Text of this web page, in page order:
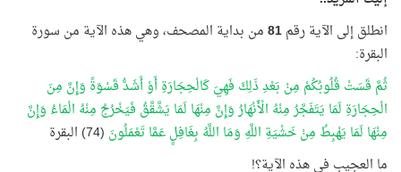
انطلق إلى الآية رقم81من بداية المصحف، وهي هذه الآية من سورة
البقرة:
ثُمَّ قَسَتْ قُلُوبُكُمْ مِنْ بَعْدِ ذَلِكَ فَهِيَ كَالْحِجَارَةِ أَوْ أَشَدُّ قَسْوَةً وَإِنَّ مِنَ
الْحِجَارَةِ لَمَا يَتَفَجَّرُ مِنْهُ الْأَنْهَارُ وَإِنَّ مِنْهَا لَمَا يَشَّقَّقُ فَيَخْرُجُ مِنْهُ الْمَاءُ وَإِنَّ
مِنْهَا لَمَا يَهْبِطُ مِنْ خَشْيَةِ اللَّهِ وَمَا اللَّهُ بِغَافِلٍ عَمَّا تَعْمَلُونَ (74) البقرة
ما العجيب في هذه الآية؟!